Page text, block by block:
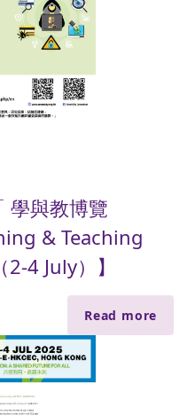
學與教博覽
& Teaching
4 July）】
Read more